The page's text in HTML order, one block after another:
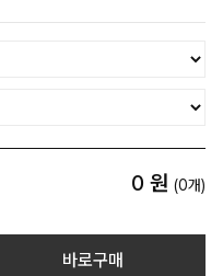
0 원 (0개)
바로구매